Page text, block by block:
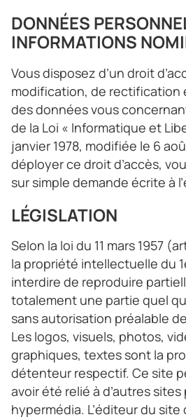
DONNÉES
INFORMATIONS
Vous disposez d’un droit
modification, de rectification
des données vous
de la Loi « Informatique et
janvier 1978, modifiée le 6
déployer ce droit d’accès,
sur simple demande écrite à
LÉGISLATION
Selon la loi du 11 mars 1957
la propriété intellectuelle du
interdire de reproduire
totalement une partie quel
sans autorisation préalable
Les logos, visuels, photos,
graphiques, textes sont la
détenteur respectif. Ce site
avoir été relié à d’autres
hypermédia. L’éditeur du